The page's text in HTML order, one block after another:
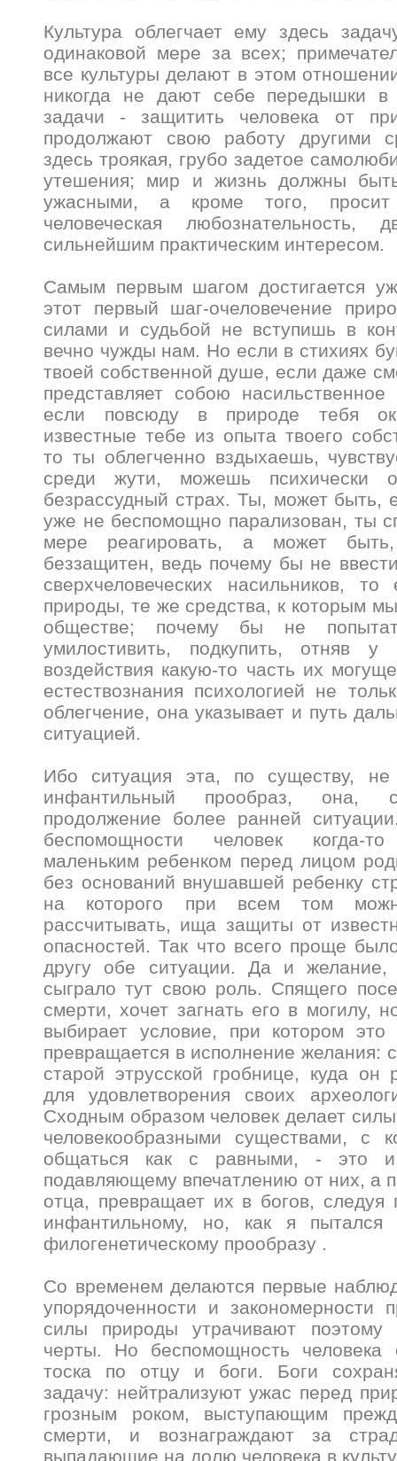
Культура облегчает ему здесь
одинаковой мере за всех;
все культуры делают в этом
никогда не дают себе передышки в
задачи - защитить человека от
продолжают свою работу другими
здесь троякая, грубо задетое
утешения; мир и жизнь должны
ужасными, а кроме того, просит
человеческая любознательность,
сильнейшим практическим интересом.
Самым первым шагом достигается
этот первый шаг-очеловечение
силами и судьбой не вступишь в
вечно чужды нам. Но если в стихиях
твоей собственной душе, если даже
представляет собою
если повсюду в природе тебя
известные тебе из опыта твоего
то ты облегченно вздыхаешь,
среди жути, можешь психически
безрассудный страх. Ты, может быть,
уже не беспомощно парализован, ты
мере реагировать, а может
беззащитен, ведь почему бы не
сверхчеловеческих насильников,
природы, те же средства, к которым
обществе; почему бы не
умилостивить, подкупить, отняв
воздействия какую-то часть их
естествознания психологией не
облегчение, она указывает и путь
ситуацией.
Ибо ситуация эта, по существу,
инфантильный прообраз, она,
продолжение более ранней
беспомощности человек когда-
маленьким ребенком перед лицом
без оснований внушавшей ребенку
на которого при всем том
рассчитывать, ища защиты от
опасностей. Так что всего проще
другу обе ситуации. Да и желание,
сыграло тут свою роль. Спящего
смерти, хочет загнать его в могилу,
выбирает условие, при котором
превращается в исполнение желания:
старой этрусской гробнице, куда он
для удовлетворения своих
Сходным образом человек делает
человекообразными существами, с
общаться как с равными, - это
подавляющему впечатлению от них, а
отца, превращает их в богов, следуя
инфантильному, но, как я пытался
филогенетическому прообразу .
Со временем делаются первые
упорядоченности и закономерности
силы природы утрачивают поэтому
черты. Но беспомощность
тоска по отцу и боги. Боги
задачу: нейтрализуют ужас перед
грозным роком, выступающим
смерти, и вознаграждают за
выпадающие на долю человека в